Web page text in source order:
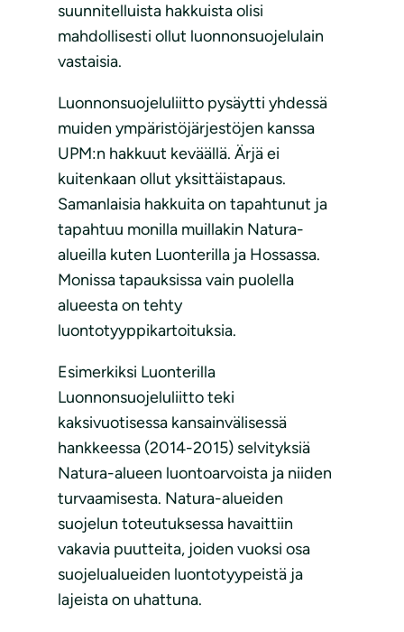
suunnitelluista hakkuista olisi
mahdollisesti ollut luonnonsuojelulain
vastaisia.
Luonnonsuojeluliitto pysäytti yhdessä
muiden ympäristöjärjestöjen kanssa
UPM:n hakkuut keväällä. Ärjä ei
kuitenkaan ollut yksittäistapaus.
Samanlaisia hakkuita on tapahtunut ja
tapahtuu monilla muillakin Natura-
alueilla kuten Luonterilla ja Hossassa.
Monissa tapauksissa vain puolella
alueesta on tehty
luontotyyppikartoituksia.
Esimerkiksi Luonterilla
Luonnonsuojeluliitto teki
kaksivuotisessa kansainvälisessä
hankkeessa (2014-2015) selvityksiä
Natura-alueen luontoarvoista ja niiden
turvaamisesta. Natura-alueiden
suojelun toteutuksessa havaittiin
vakavia puutteita, joiden vuoksi osa
suojelualueiden luontotyypeistä ja
lajeista on uhattuna.